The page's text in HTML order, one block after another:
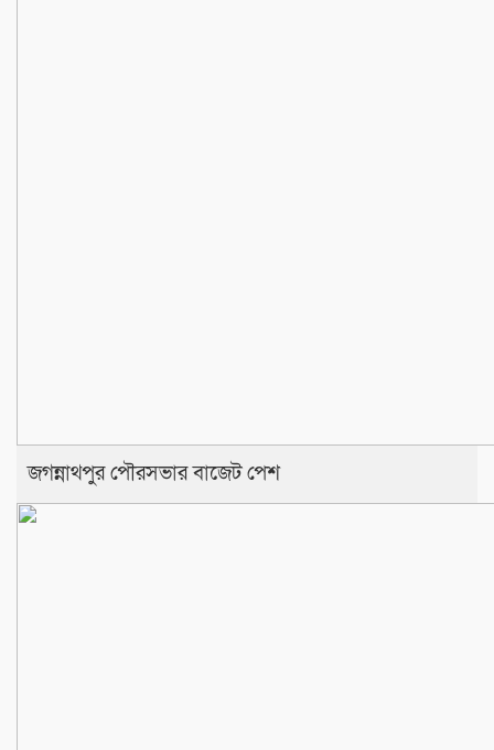
জগন্নাথপুর পৌরসভার বাজেট পেশ